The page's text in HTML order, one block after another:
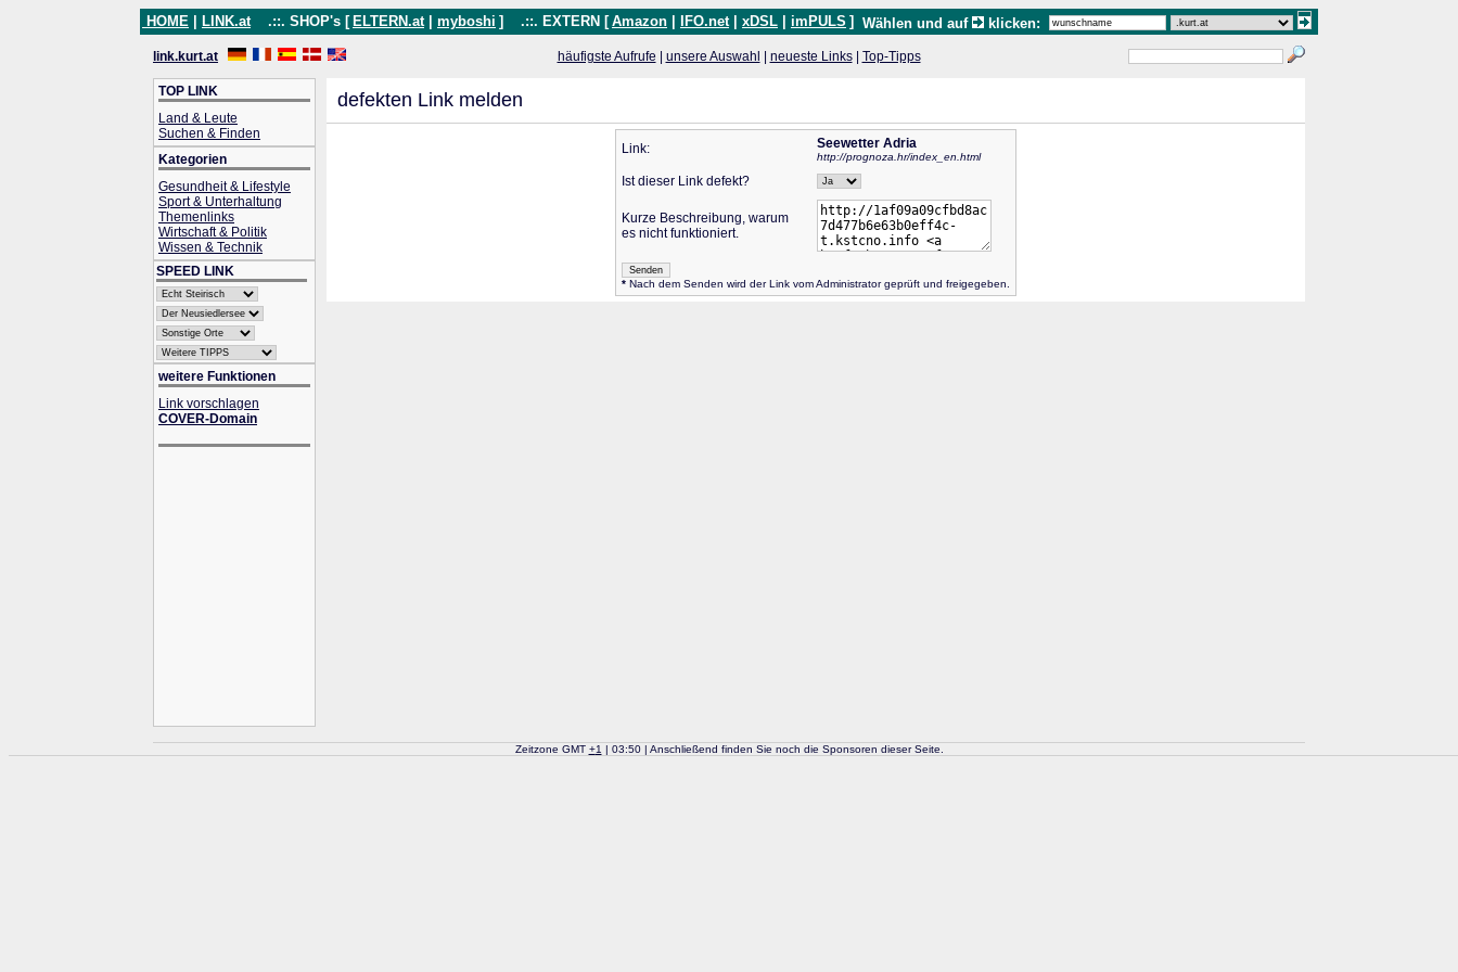
HOME LINK.at .::. SHOP's [ ELTERN.at myboshi ] .::. EXTERN [ Amazon IFO.net xDSL imPULS ] Wählen und auf klicken:
link.kurt.at häufigste Aufrufe unsere Auswahl neueste Links| Top-Tipps
TOP LINK
Land & Leute
Suchen & Finden
Kategorien
Gesundheit & Lifestyle
Sport & Unterhaltung
Themenlinks
Wirtschaft & Politik
Wissen & Technik
SPEED LINK
weitere Funktionen
Link vorschlagen
COVER-Domain
defekten Link melden
Link: Seewetter Adria
http://prognoza.hr/index_en.html
Ist dieser Link defekt?
Kurze Beschreibung, warum
es nicht funktioniert.
* Nach dem Senden wird der Link vom Administrator geprüft und freigegeben.
Zeitzone GMT +1 | 03:50 | Anschließend finden Sie noch die Sponsoren dieser Seite.